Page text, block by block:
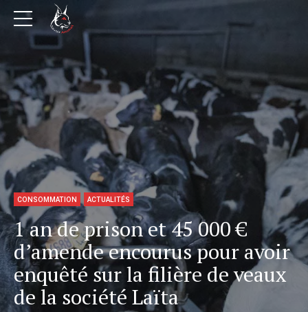
CONSOMMATION ACTUALITÉS
1 an de prison et 45 000 €
d’amende encourus pour avoir
enquêté sur la filière de veaux
de la société Laïta